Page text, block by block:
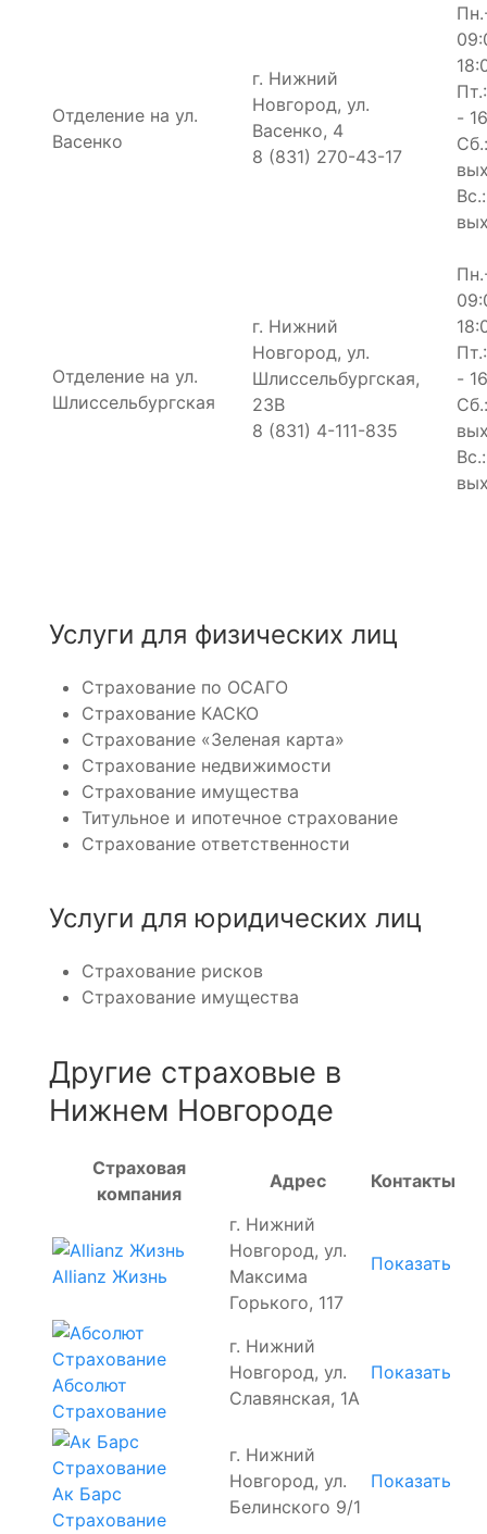
Отделение на ул.
Васенко
г. Нижний
Новгород, ул.
Васенко, 4
8 (831) 270-43-17
-
Сб.:
Вс.:
Отделение на ул.
Шлиссельбургская
г. Нижний
Новгород, ул.
Шлиссельбургская,
23В
8 (831) 4-111-835
-
Сб.:
Вс.:
Услуги для физических лиц
Страхование по ОСАГО
Страхование КАСКО
Страхование «Зеленая карта»
Страхование недвижимости
Страхование имущества
Титульное и ипотечное страхование
Страхование ответственности
Услуги для юридических лиц
Страхование рисков
Страхование имущества
Другие страховые в
Нижнем Новгороде
Страховая
компания
Адрес Контакты
Allianz Жизнь
г. Нижний
Новгород, ул.
Максима
Горького, 117
Показать
Абсолют
Страхование
г. Нижний
Новгород, ул.
Славянская, 1А
Показать
Ак Барс
Страхование
г. Нижний
Новгород, ул.
Белинского 9/1
Показать